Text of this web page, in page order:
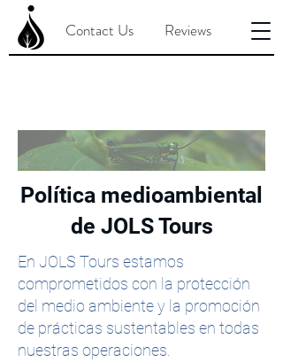
Reviews
Contact Us
Política medioambiental
de JOLS Tours
En JOLS Tours estamos
comprometidos con la protección
del medio ambiente y la promoción
de prácticas sustentables en todas
nuestras operaciones.